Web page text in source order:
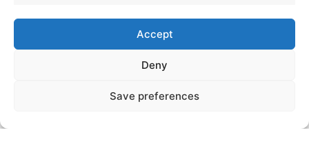
Accept
Deny
Save preferences
bei užsienio šalių. Kova žada būti įnirtinga, vaizdai įspūdingi,
o nuotaika puiki, tad ruoškit techniką bei termosus – sausio
gale susitiksime Rokiškyje!
galima įsigyti prie įvažiavimų į greičio ruožus bei ralio štabe